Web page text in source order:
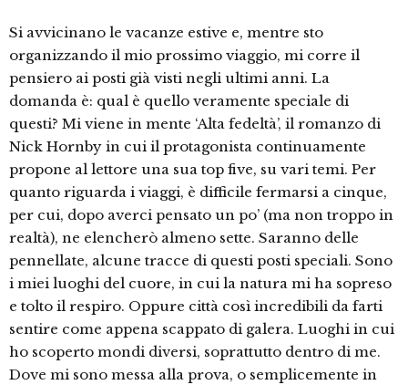
Si avvicinano le vacanze estive e, mentre sto
organizzando il mio prossimo viaggio, mi corre il
pensiero ai posti già visti negli ultimi anni. La
domanda è: qual è quello veramente speciale di
questi? Mi viene in mente ‘Alta fedeltà’, il romanzo di
Nick Hornby in cui il protagonista continuamente
propone al lettore una sua top five, su vari temi. Per
quanto riguarda i viaggi, è difficile fermarsi a cinque,
per cui, dopo averci pensato un po’ (ma non troppo in
realtà), ne elencherò almeno sette. Saranno delle
pennellate, alcune tracce di questi posti speciali. Sono
i miei luoghi del cuore, in cui la natura mi ha sopreso
e tolto il respiro. Oppure città così incredibili da farti
sentire come appena scappato di galera. Luoghi in cui
ho scoperto mondi diversi, soprattutto dentro di me.
Dove mi sono messa alla prova, o semplicemente in